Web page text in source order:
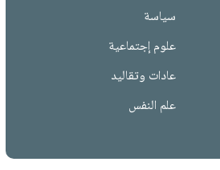
سياسة
علوم إجتماعية
عادات وتقاليد
علم النفس